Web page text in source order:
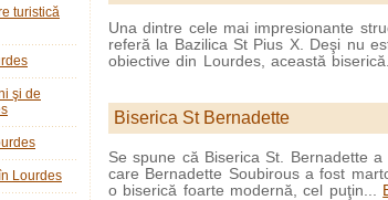
Una dintre cele mai impresionante
referă la Bazilica St Pius X. Deşi nu
obiective din Lourdes, această
Biserica St Bernadette
Se spune că Biserica St. Bernadette
care Bernadette Soubirous a fost
o biserică foarte modernă, cel puţin...
turistică
şi de
Lourdes